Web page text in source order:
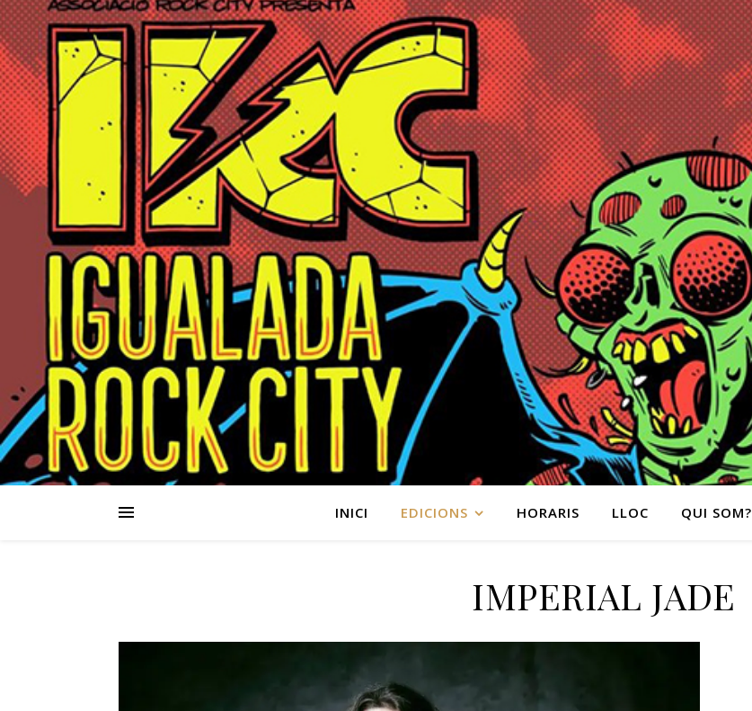
INICI EDICIONS HORARIS LLOC QUI SOM?
IMPERIAL JADE